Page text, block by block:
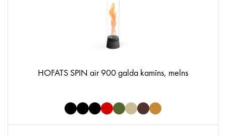
HOFATS SPIN air 900 galda kamīns, melns